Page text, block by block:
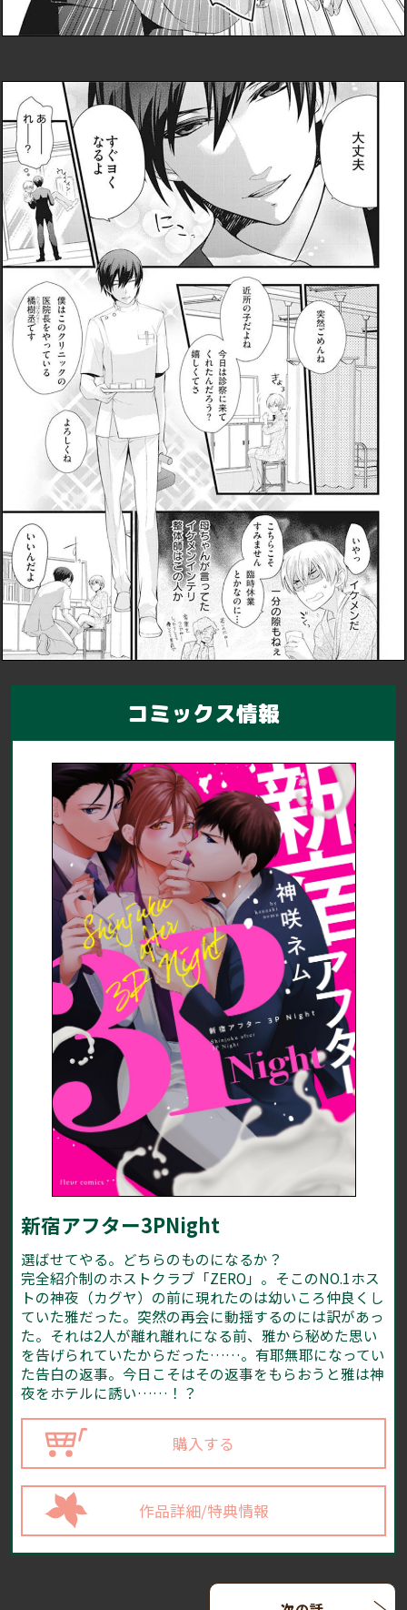
コミックス情報
新宿アフター3PNight
選ばせてやる。どちらのものになるか？
完全紹介制のホストクラブ「ZERO」。そこのNO.1ホス
トの神夜（カグヤ）の前に現れたのは幼いころ仲良くし
ていた雅だった。突然の再会に動揺するのには訳があっ
た。それは2人が離れ離れになる前、雅から秘めた思い
を告げられていたからだった……。有耶無耶になってい
た告白の返事。今日こそはその返事をもらおうと雅は神
夜をホテルに誘い……！？
購入する
作品詳細/特典情報